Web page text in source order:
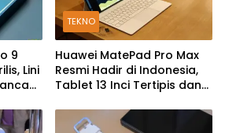
9
Lini
TEKNO
Huawei MatePad Pro Max
Resmi Hadir di Indonesia,
Tablet 13 Inci Tertipis dan